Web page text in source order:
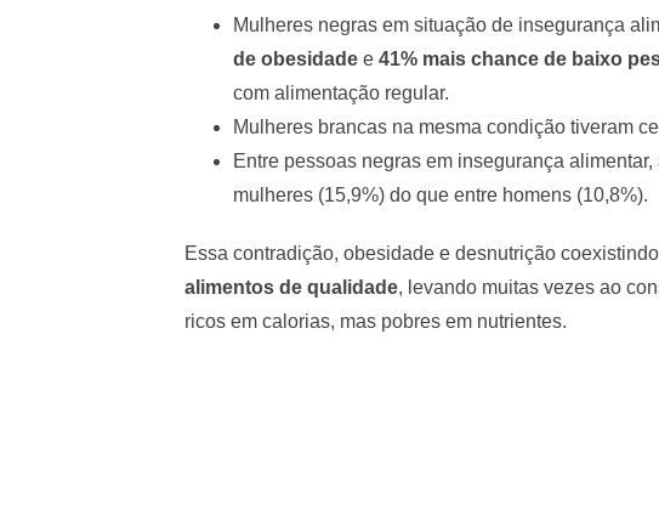
Mulheres negras em situação de insegurança
de obesidade e 41% mais chance de baixo
com alimentação regular.
Mulheres brancas na mesma condição tiveram
Entre pessoas negras em insegurança
mulheres (15,9%) do que entre homens (10,8%).
Essa contradição, obesidade e desnutrição
alimentos de qualidade, levando muitas vezes ao
ricos em calorias, mas pobres em nutrientes.